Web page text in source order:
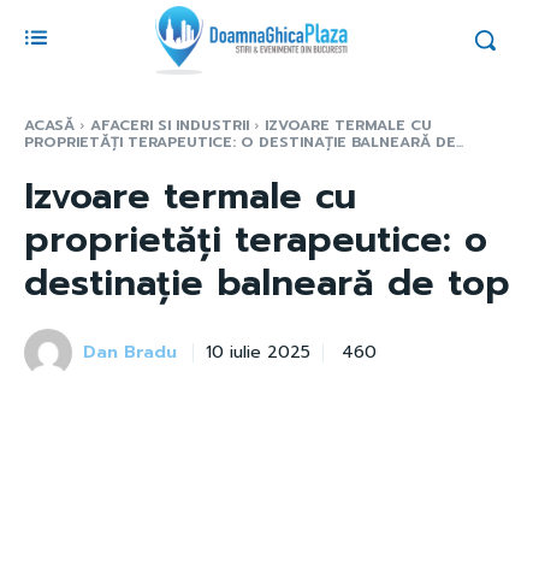
ACASĂ AFACERI SI INDUSTRII IZVOARE TERMALE CU
PROPRIETĂȚI TERAPEUTICE: O DESTINAȚIE BALNEARĂ DE...
Izvoare termale cu
proprietăți terapeutice: o
destinație balneară de top
Dan Bradu 10 iulie 2025 460